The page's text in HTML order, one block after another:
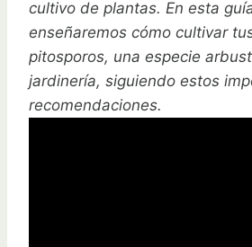
cultivo de plantas. En esta
enseñaremos cómo cultivar
pitosporos, una especie
jardinería, siguiendo estos
recomendaciones.